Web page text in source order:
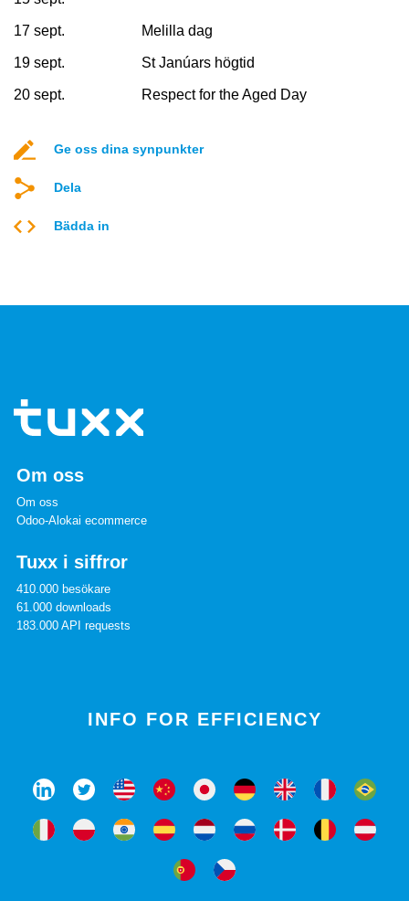
17 sept. Melilla dag
19 sept. St Janúars högtid
20 sept. Respect for the Aged Day
Ge oss dina synpunkter
Dela
Bädda in
Om oss
Om oss
Odoo-Alokai ecommerce
Tuxx i siffror
410.000 besökare
61.000 downloads
183.000 API requests
INFO FOR EFFICIENCY